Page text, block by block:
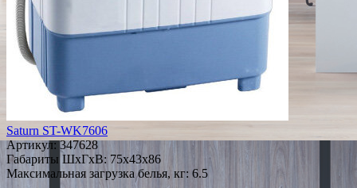
Saturn ST-WK7606
Артикул:347628
Габариты ШxГxВ: 75x43x86
Максимальная загрузка белья, кг: 6.5